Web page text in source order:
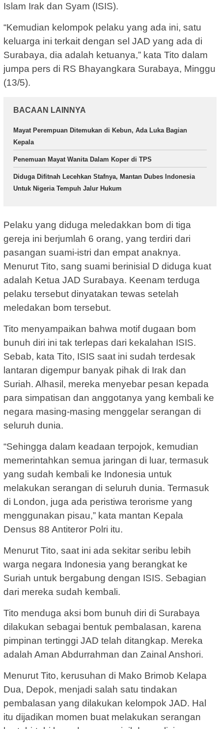
Islam Irak dan Syam (ISIS).
“Kemudian kelompok pelaku yang ada ini, satu
keluarga ini terkait dengan sel JAD yang ada di
Surabaya, dia adalah ketuanya,” kata Tito dalam
jumpa pers di RS Bhayangkara Surabaya, Minggu
(13/5).
BACAAN LAINNYA
Mayat Perempuan Ditemukan di Kebun, Ada Luka Bagian
Kepala
Penemuan Mayat Wanita Dalam Koper di TPS
Diduga Difitnah Lecehkan Stafnya, Mantan Dubes Indonesia
Untuk Nigeria Tempuh Jalur Hukum
Pelaku yang diduga meledakkan bom di tiga
gereja ini berjumlah 6 orang, yang terdiri dari
pasangan suami-istri dan empat anaknya.
Menurut Tito, sang suami berinisial D diduga kuat
adalah Ketua JAD Surabaya. Keenam terduga
pelaku tersebut dinyatakan tewas setelah
meledakan bom tersebut.
Tito menyampaikan bahwa motif dugaan bom
bunuh diri ini tak terlepas dari kekalahan ISIS.
Sebab, kata Tito, ISIS saat ini sudah terdesak
lantaran digempur banyak pihak di Irak dan
Suriah. Alhasil, mereka menyebar pesan kepada
para simpatisan dan anggotanya yang kembali ke
negara masing-masing menggelar serangan di
seluruh dunia.
“Sehingga dalam keadaan terpojok, kemudian
memerintahkan semua jaringan di luar, termasuk
yang sudah kembali ke Indonesia untuk
melakukan serangan di seluruh dunia. Termasuk
di London, juga ada peristiwa terorisme yang
menggunakan pisau,” kata mantan Kepala
Densus 88 Antiteror Polri itu.
Menurut Tito, saat ini ada sekitar seribu lebih
warga negara Indonesia yang berangkat ke
Suriah untuk bergabung dengan ISIS. Sebagian
dari mereka sudah kembali.
Tito menduga aksi bom bunuh diri di Surabaya
dilakukan sebagai bentuk pembalasan, karena
pimpinan tertinggi JAD telah ditangkap. Mereka
adalah Aman Abdurrahman dan Zainal Anshori.
Menurut Tito, kerusuhan di Mako Brimob Kelapa
Dua, Depok, menjadi salah satu tindakan
pembalasan yang dilakukan kelompok JAD. Hal
itu dijadikan momen buat melakukan serangan